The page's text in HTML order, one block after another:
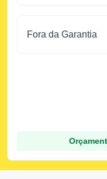
Fora da Garantia